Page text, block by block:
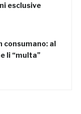
esclusive
consumano: al
li “multa”